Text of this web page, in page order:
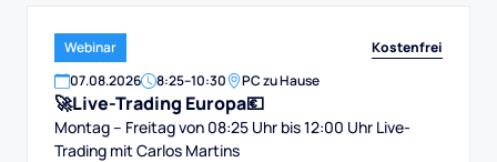
Webinar
Kostenfrei
07.08.2026 8:25–10:30 PC zu Hause
🚀Live-Trading Europa💶
Montag – Freitag von 08:25 Uhr bis 12:00 Uhr Live-
Trading mit Carlos Martins